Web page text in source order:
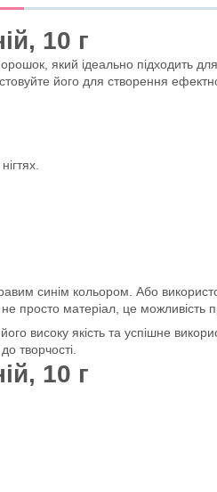
10 г
який ідеально підходить
його для створення
синім кольором. Або
матеріал, це можливість
високу якість та успішне
творчості.
10 г